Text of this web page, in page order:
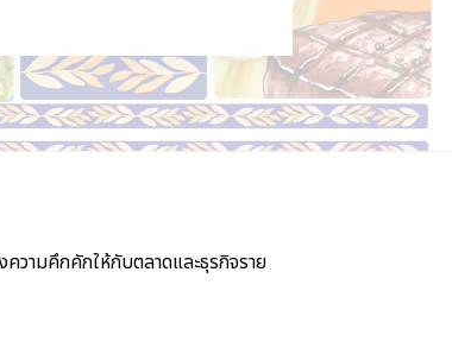
วามคึกคักให้กับตลาดและธุรกิจราย